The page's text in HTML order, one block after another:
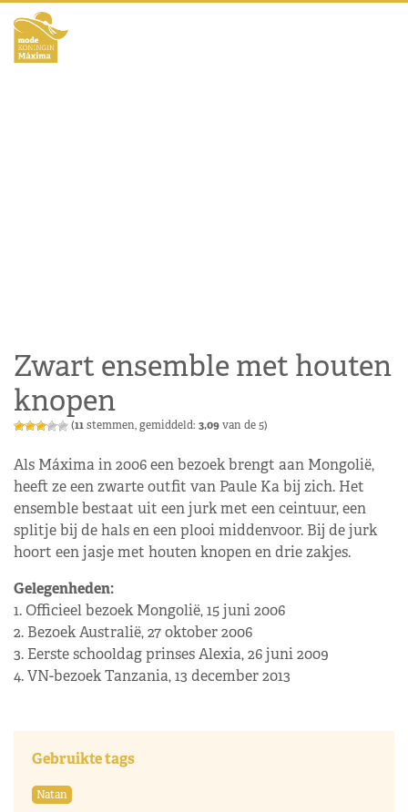
Zwart ensemble met houten
knopen
(11stemmen, gemiddeld: 3,09van de 5)
Als Máxima in 2006 een bezoek brengt aan Mongolië,
heeft ze een zwarte outfit van Paule Ka bij zich. Het
ensemble bestaat uit een jurk met een ceintuur, een
splitje bij de hals en een plooi middenvoor. Bij de jurk
hoort een jasje met houten knopen en drie zakjes.
Gelegenheden:
1. Officieel bezoek Mongolië, 15 juni 2006
2. Bezoek Australië, 27 oktober 2006
3. Eerste schooldag prinses Alexia, 26 juni 2009
4. VN-bezoek Tanzania, 13 december 2013
Gebruikte tags
Natan